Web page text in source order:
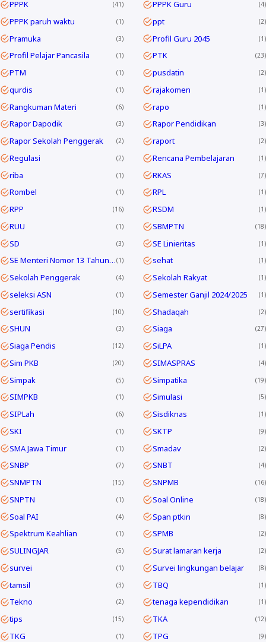
PPPK 41 PPPK Guru 4
PPPK paruh waktu 1 ppt 2
Pramuka 3 Profil Guru 2045 1
Profil Pelajar Pancasila 1 PTK 23
PTM 1 pusdatin 2
qurdis 1 rajakomen 1
Rangkuman Materi 6 rapo 1
Rapor Dapodik 3 Rapor Pendidikan 3
Rapor Sekolah Penggerak 2 raport 2
Regulasi 2 Rencana Pembelajaran 1
riba 1 RKAS 7
Rombel 1 RPL 1
RPP 16 RSDM 1
RUU 1 SBMPTN 18
SD 3 SE Linieritas 1
SE Menteri Nomor 13 Tahun 2025 1 sehat 1
Sekolah Penggerak 4 Sekolah Rakyat 1
seleksi ASN 1 Semester Ganjil 2024/2025 1
sertifikasi 10 Shadaqah 2
SHUN 3 Siaga 27
Siaga Pendis 12 SiLPA 1
Sim PKB 20 SIMASPRAS 4
Simpak 5 Simpatika 19
SIMPKB 1 Simulasi 5
SIPLah 6 Sisdiknas 1
SKI 1 SKTP 9
SMA Jawa Timur 1 Smadav 2
SNBP 7 SNBT 4
SNMPTN 15 SNPMB 16
SNPTN 1 Soal Online 18
Soal PAI 4 Span ptkin 8
Spektrum Keahlian 1 SPMB 2
SULINGJAR 5 Surat lamaran kerja 2
survei 1 Survei lingkungan belajar 8
tamsil 3 TBQ 1
Tekno 2 tenaga kependidikan 1
tips 15 TKA 12
TKG 1 TPG 9